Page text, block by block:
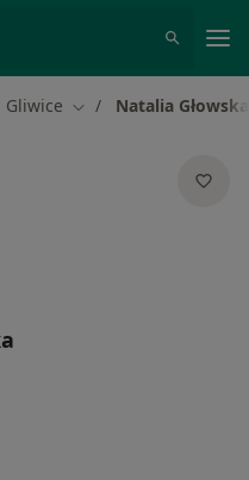
Gliwice Zmień miasto
Natalia Głowska